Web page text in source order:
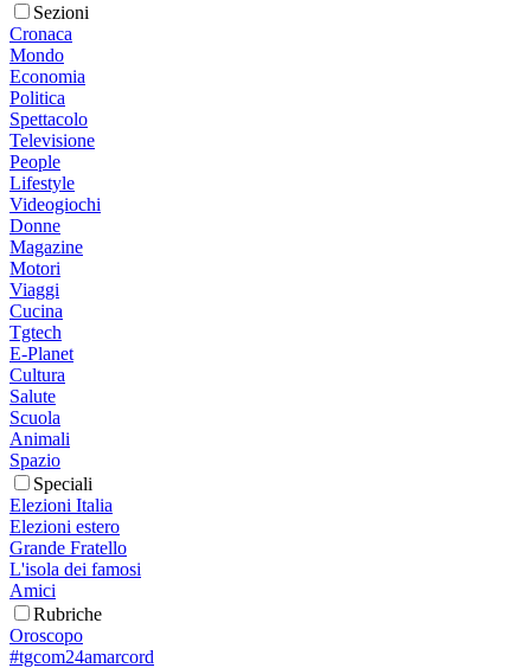
Sezioni
Cronaca
Mondo
Economia
Politica
Spettacolo
Televisione
People
Lifestyle
Videogiochi
Donne
Magazine
Motori
Viaggi
Cucina
Tgtech
E-Planet
Cultura
Salute
Scuola
Animali
Spazio
Speciali
Elezioni Italia
Elezioni estero
Grande Fratello
L'isola dei famosi
Amici
Rubriche
Oroscopo
#tgcom24amarcord